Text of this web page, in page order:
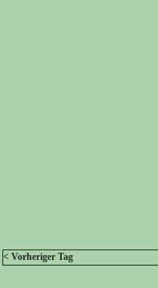
< Vorheriger Tag